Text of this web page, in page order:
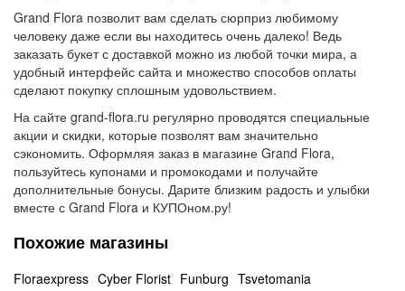
Grand Flora позволит вам сделать сюрприз любимому
человеку даже если вы находитесь очень далеко! Ведь
заказать букет с доставкой можно из любой точки мира, а
удобный интерфейс сайта и множество способов оплаты
сделают покупку сплошным удовольствием.
На сайте grand-flora.ru регулярно проводятся специальные
акции и скидки, которые позволят вам значительно
сэкономить. Оформляя заказ в магазине Grand Flora,
пользуйтесь купонами и промокодами и получайте
дополнительные бонусы. Дарите близким радость и улыбки
вместе с Grand Flora и КУПОном.ру!
Похожие магазины
Floraexpress Cyber Florist Funburg Tsvetomania